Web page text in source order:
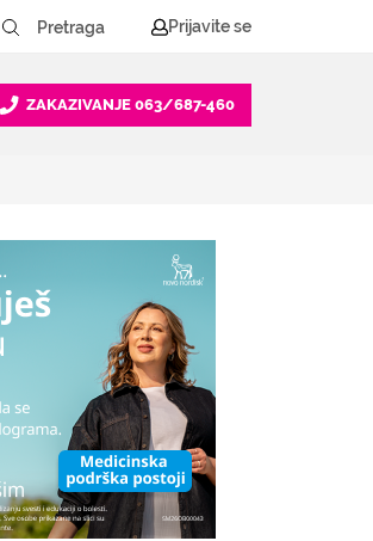
Prijavite se
ZAKAZIVANJE 063/687-460